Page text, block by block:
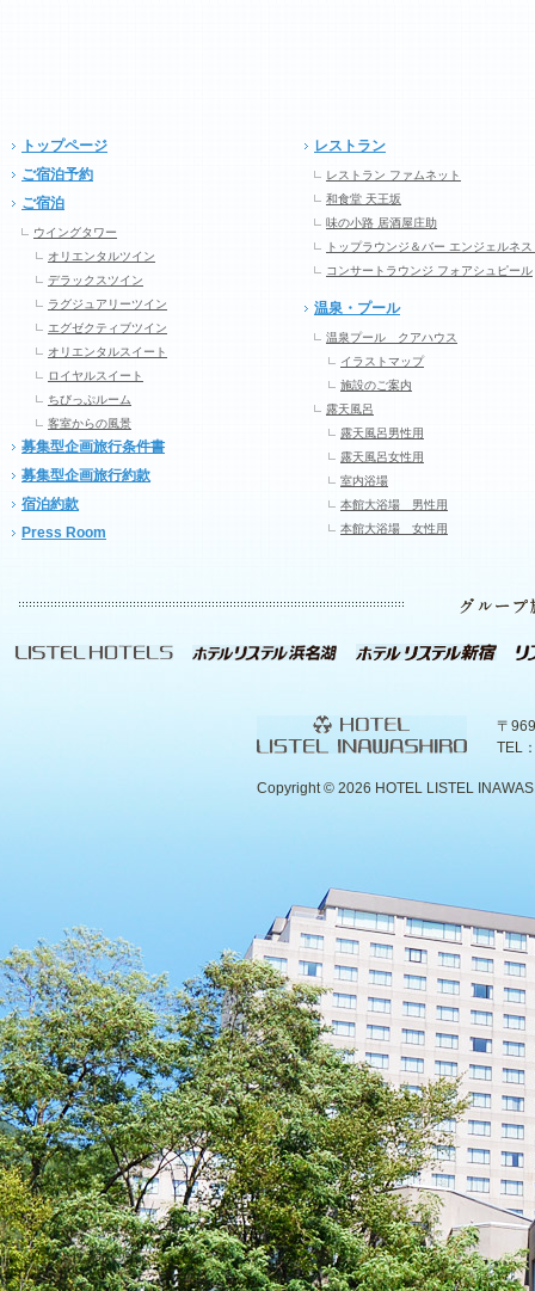
トップページ
ご宿泊予約
ご宿泊
ウイングタワー
オリエンタルツイン
デラックスツイン
ラグジュアリーツイン
エグゼクティブツイン
オリエンタルスイート
ロイヤルスイート
ちびっぷルーム
客室からの風景
募集型企画旅行条件書
募集型企画旅行約款
宿泊約款
Press Room
レストラン
レストラン ファムネット
和食堂 天王坂
味の小路 居酒屋庄助
トップラウンジ＆バー エンジェルネス
コンサートラウンジ フォアシュピール
温泉・プール
温泉プール クアハウス
イラストマップ
施設のご案内
露天風呂
露天風呂男性用
露天風呂女性用
室内浴場
本館大浴場 男性用
本館大浴場 女性用
〒
TEL
Copyright © 2026 HOTEL LISTEL